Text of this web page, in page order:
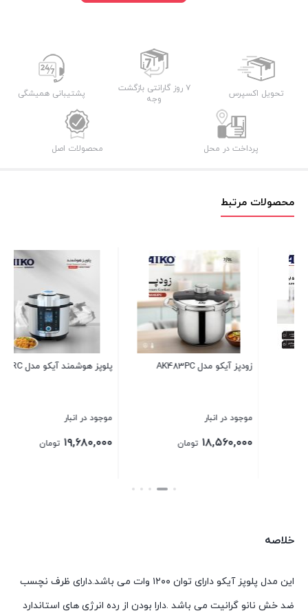
AK277RC
تحویل اکسپرس
۷ روز گارانتی بازگشت
وجه
پشتیبانی همیشگی
پرداخت در محل محصولات اصل
محصولات مرتبط
پلوپز هوشمند آیکو مدل AK278RC
موجود در انبار
۱۹,۶۸۰,۰۰۰ تومان
پلوپز هوشمندآیکو مدلAK270RC
موجود در انبار
۱۸,۴۸۰,۰۰۰ تومان
بستن
خلاصه
این مدل پلوپز آیکو دارای توان ۱۲۰۰ وات می باشد.دارای ظرف نچسب
ضد خش نانو گرانیت می باشد .دارا بودن از رده انرژی های استاندارد